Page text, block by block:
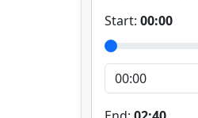
Start: 00:00